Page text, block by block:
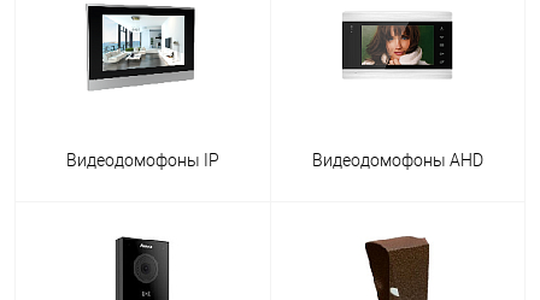
Видеодомофоны IP Видеодомофоны AHD